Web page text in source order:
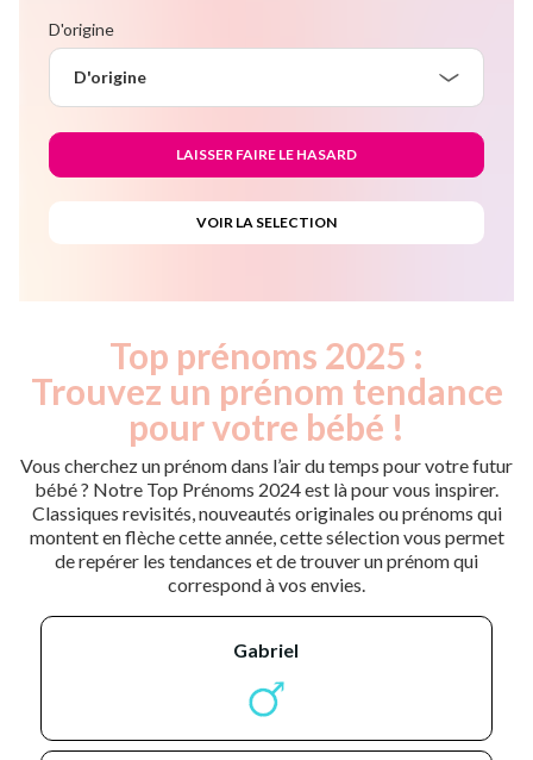
D'origine
D'origine
Top prénoms 2025 :
Trouvez un prénom tendance
pour votre bébé !
Vous cherchez un prénom dans l’air du temps pour votre futur
bébé ? Notre Top Prénoms 2024 est là pour vous inspirer.
Classiques revisités, nouveautés originales ou prénoms qui
montent en flèche cette année, cette sélection vous permet
de repérer les tendances et de trouver un prénom qui
correspond à vos envies.
gabriel